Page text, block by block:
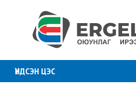
ҮНДСЭН ЦЭС